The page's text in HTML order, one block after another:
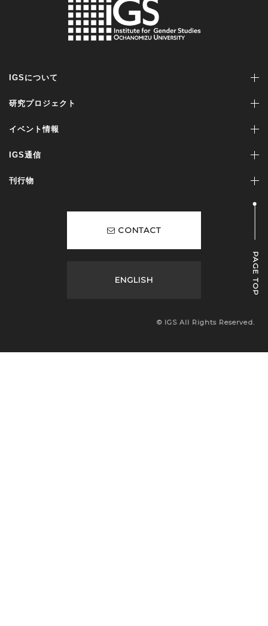
IGSについて
研究プロジェクト
イベント情報
IGS通信
刊行物
CONTACT
ENGLISH
© IGS All Rights Reserved.
PAGE TOP